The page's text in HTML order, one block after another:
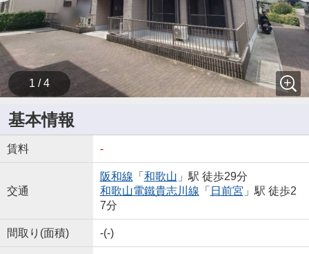
1 / 4
基本情報
賃料 -
交通
阪和線 「 和歌山 」駅 徒歩29分
和歌山電鐵貴志川線 「 日前宮 」駅 徒歩2
7分
間取り(面積) -(-)